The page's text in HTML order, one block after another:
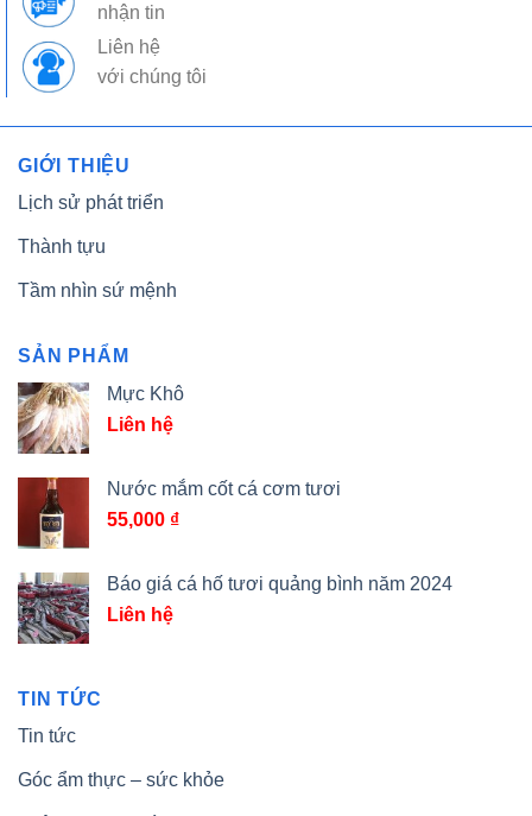
nhận tin
Liên hệ
với chúng tôi
GIỚI THIỆU
Lịch sử phát triển
Thành tựu
Tầm nhìn sứ mệnh
SẢN PHẨM
Mực Khô
Liên hệ
Nước mắm cốt cá cơm tươi
55,000 ₫
Báo giá cá hố tươi quảng bình năm 2024
Liên hệ
TIN TỨC
Tin tức
Góc ẩm thực – sức khỏe